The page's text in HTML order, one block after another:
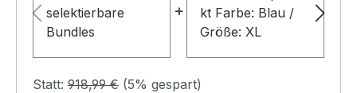
+
Statt: 918,99 € (5% gespart)